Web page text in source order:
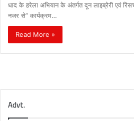
धाद के हरेला अभियान के अंतर्गत दून लाइब्रेरी एवं
नजर से” कार्यक्रम…
Read More »
Advt.